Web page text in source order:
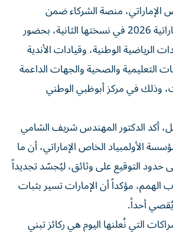
الإماراتي، منصة الشركاء ضمن
فعاليات الألعاب الإماراتية 2026 في نسختها الثانية، بحضور
الرياضية الوطنية، وقيادات الأندية
والصحية والجهات الداعمة
وذلك في مركز أبوظبي الوطني
أكد الدكتور المهندس شريف الشامي
الأولمبياد الخاص الإماراتي، أن ما
التوقيع على وثائق، ليُجسّد تجديداً
مؤكداً أن الإمارات تسير بثبات
أحداً.
التي نُعلنها اليوم هي ركائز تبني